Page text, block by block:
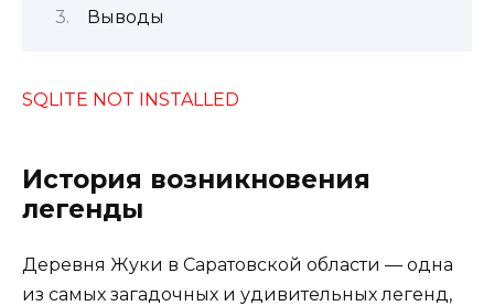
Выводы
SQLITE NOT INSTALLED
История возникновения
легенды
Деревня Жуки в Саратовской области — одна
из самых загадочных и удивительных легенд,